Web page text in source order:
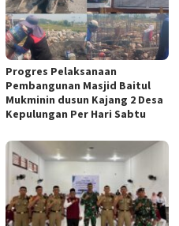
Progres Pelaksanaan
Pembangunan Masjid Baitul
Mukminin dusun Kajang 2 Desa
Kepulungan Per Hari Sabtu